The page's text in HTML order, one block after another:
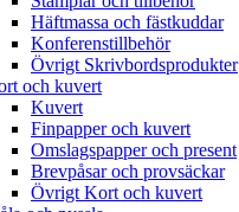
Häftmassa och fästkuddar
Konferenstillbehör
Övrigt Skrivbordsprodukter
och kuvert
Kuvert
Finpapper och kuvert
Omslagspapper och present
Brevpåsar och provsäckar
Övrigt Kort och kuvert